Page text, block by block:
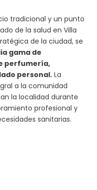
tradicional y un punto
de la salud en Villa
de la ciudad, se
gama de
perfumería,
personal. La
a la comunidad
la localidad durante
profesional y
sanitarias.